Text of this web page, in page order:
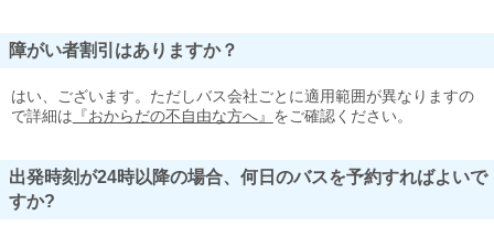
障がい者割引はありますか？
はい、ございます。ただしバス会社ごとに適用範囲が異なりますの
で詳細は 『おからだの不自由な方へ』 をご確認ください。
出発時刻が24時以降の場合、何日のバスを予約すればよいで
すか?